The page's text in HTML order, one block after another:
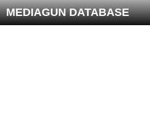
MEDIAGUN DATABASE